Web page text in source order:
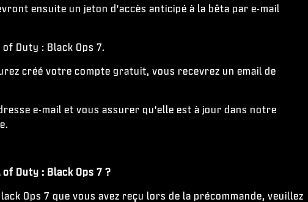
ensuite un jeton d'accès anticipé à la bêta par e-mail
Duty : Black Ops 7.
créé votre compte gratuit, vous recevrez un email de
e-mail et vous assurer qu'elle est à jour dans notre
Duty : Black Ops 7 ?
Ops 7 que vous avez reçu lors de la précommande, veuillez